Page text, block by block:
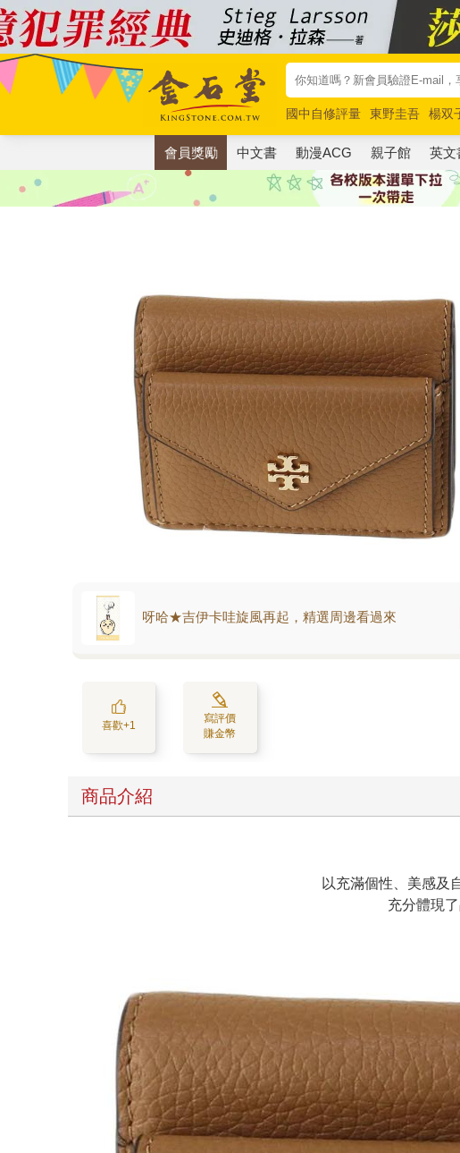
國中自修評量 東野圭吾 楊双
唯紅花綻放
奧德賽 路邊攤新
會員獎勵 中文書 動漫ACG 親子館 英文
呀哈★吉伊卡哇旋風再起，精選周邊看過來
喜歡+1
寫評價
賺金幣
商品介紹
以充滿個性、美感及
充分體現